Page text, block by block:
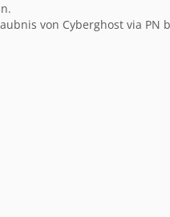
von Cyberghost via PN